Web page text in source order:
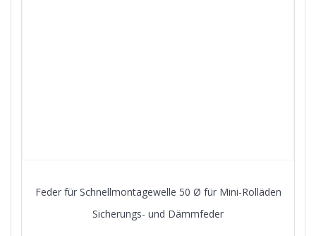
Feder für Schnellmontagewelle 50 Ø für Mini-Rolläden
Sicherungs- und Dämmfeder